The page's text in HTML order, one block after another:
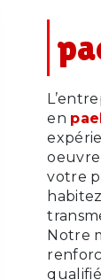
en
oeuvre
votre
Notre